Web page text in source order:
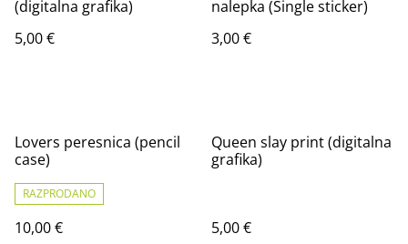
(digitalna grafika)
5,00 €
nalepka (Single sticker)
3,00 €
Lovers peresnica (pencil
case)
RAZPRODANO
10,00 €
Queen slay print (digitalna
grafika)
5,00 €